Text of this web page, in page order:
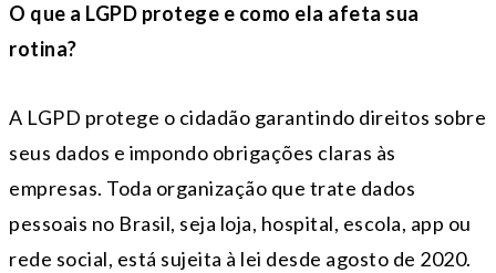
O que a LGPD protege e como ela afeta sua
rotina?
A LGPD protege o cidadão garantindo direitos sobre
seus dados e impondo obrigações claras às
empresas. Toda organização que trate dados
pessoais no Brasil, seja loja, hospital, escola, app ou
rede social, está sujeita à lei desde agosto de 2020.